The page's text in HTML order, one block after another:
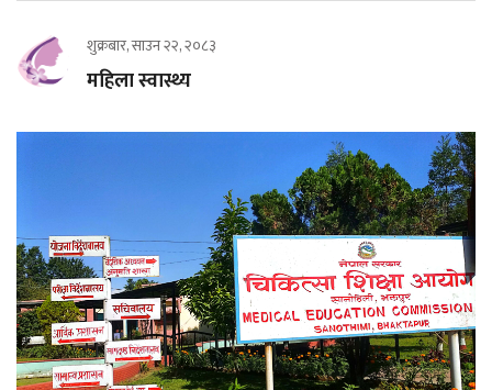
शुक्रबार, साउन २२, २०८३
महिला स्वास्थ्य